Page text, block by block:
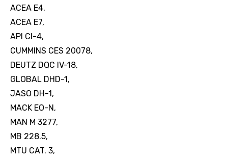
ACEA E4,
ACEA E7,
API CI-4,
CUMMINS CES 20078,
DEUTZ DQC IV-18,
GLOBAL DHD-1,
JASO DH-1,
MACK EO-N,
MAN M 3277,
MB 228.5,
MTU CAT. 3,